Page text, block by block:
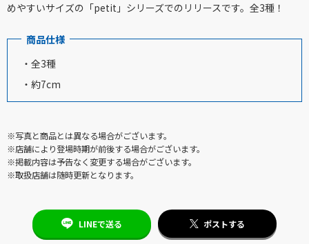
めやすいサイズの「petit」シリーズでのリリースです。全3種！
商品仕様
・全3種
・約7cm
※写真と商品とは異なる場合がございます。
※店舗により登場時期が前後する場合がございます。
※掲載内容は予告なく変更する場合がございます。
※取扱店舗は随時更新となります。
LINEで送る ポストする